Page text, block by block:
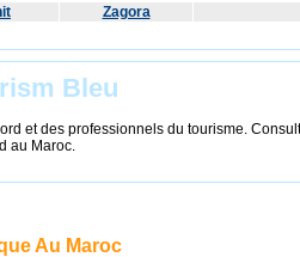
Zagora
Bleu
et des professionnels du tourisme.
au Maroc.
Au Maroc